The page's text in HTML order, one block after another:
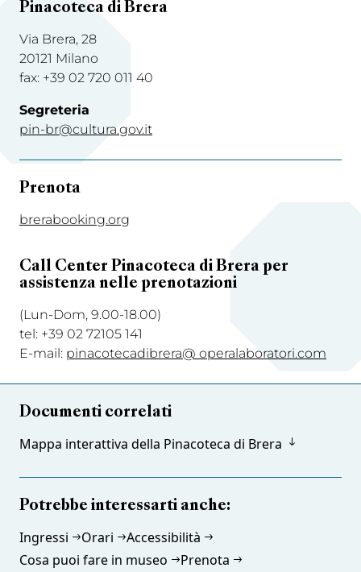
Pinacoteca di Brera
Via Brera, 28
20121 Milano
fax: +39 02 720 011 40
Segreteria
pin-br@cultura.gov.it
Prenota
brerabooking.org
Call Center Pinacoteca di Brera per
assistenza nelle prenotazioni
(Lun-Dom, 9.00-18.00)
tel: +39 02 72105 141
E-mail: pinacotecadibrera@ operalaboratori.com
Documenti correlati
Mappa interattiva della Pinacoteca di Brera
Potrebbe interessarti anche:
Ingressi Orari
Accessibilità
Cosa puoi fare in museo
Prenota